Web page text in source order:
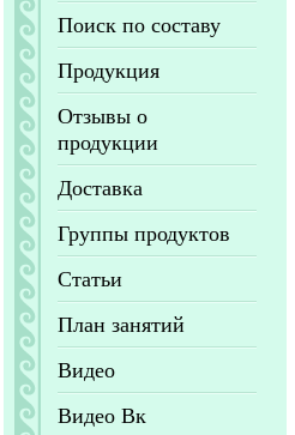
Поиск по составу
Продукция
Отзывы о
продукции
Доставка
Группы продуктов
Статьи
План занятий
Видео
Видео Вк